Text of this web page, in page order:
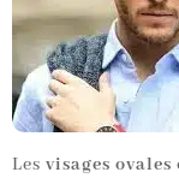
Lesvisages ovales